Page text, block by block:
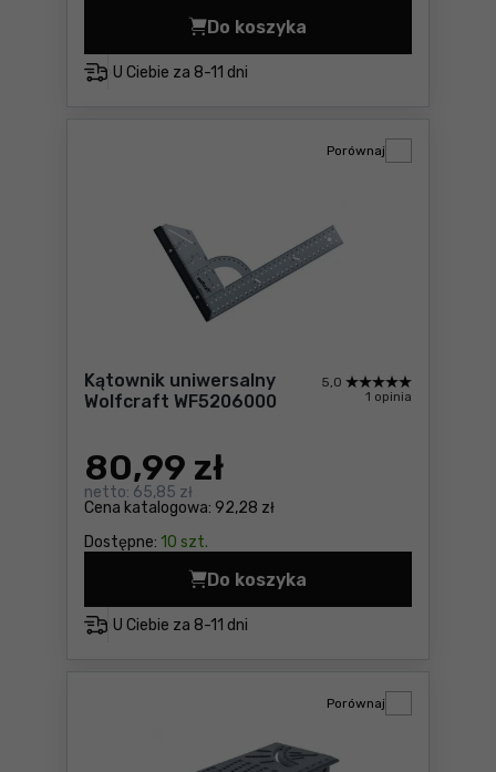
U Ciebie za 8-11 dni
Do koszyka
Kątownik uniwersalny
Kątownik uniwersalny
Wolfcraft WF5206000
5,0
1 opinia
Cena katalogowa: 92,28 zł
80,99 zł
netto: 65,85 zł
Dostępne: 10 szt.
Porównaj
U Ciebie za 8-11 dni
Do koszyka
Kątownik uniwersalny
Porównaj